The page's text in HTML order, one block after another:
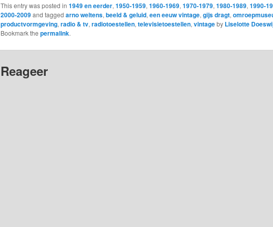
This entry was posted in 1949 en eerder, 1950-1959, 1960-1969, 1970-1979, 1980-1989, 1990-
2000-2009and tagged arno weltens, beeld & geluid, een eeuw vintage, gijs dragt,
productvormgeving, radio & tv, radiotoestellen, televisietoestellen, vintageby Liselotte
Bookmark the permalink.
Reageer